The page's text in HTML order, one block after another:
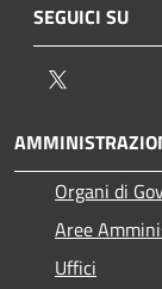
SEGUICI SU
Organi di
Aree
Uffici